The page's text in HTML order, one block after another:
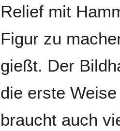
Relief mit
Figur zu
gießt. Der
die erste
braucht auch